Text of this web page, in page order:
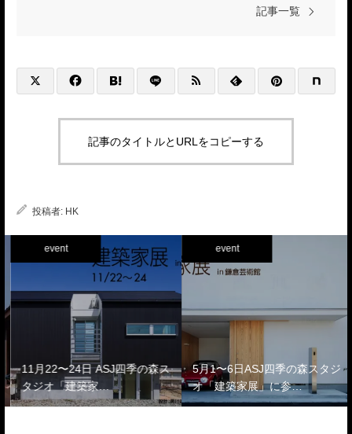
記事一覧
記事のタイトルとURLをコピーする
投稿者: HK
event
11月22〜24日 ASJ四季の森ス
タジオ「建築家…
event
5月1〜6日ASJ四季の森スタジ
オ「建築家展」に参…